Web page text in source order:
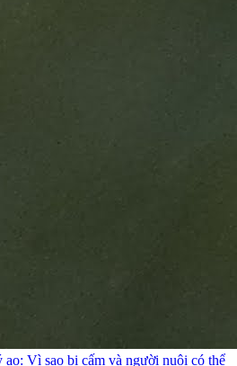
Vì sao bị cấm và người nuôi có thể